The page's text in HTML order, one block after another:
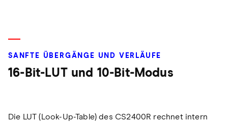
SANFTE ÜBERGÄNGE UND VERLÄUFE
16-Bit-LUT und 10-Bit-Modus
Die LUT (Look-Up-Table) des CS2400R rechnet intern